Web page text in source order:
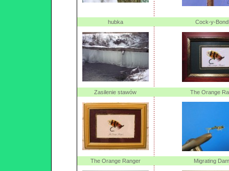
hubka Cock-y-
Zasilenie stawów The Orange
The Orange Ranger Migrating